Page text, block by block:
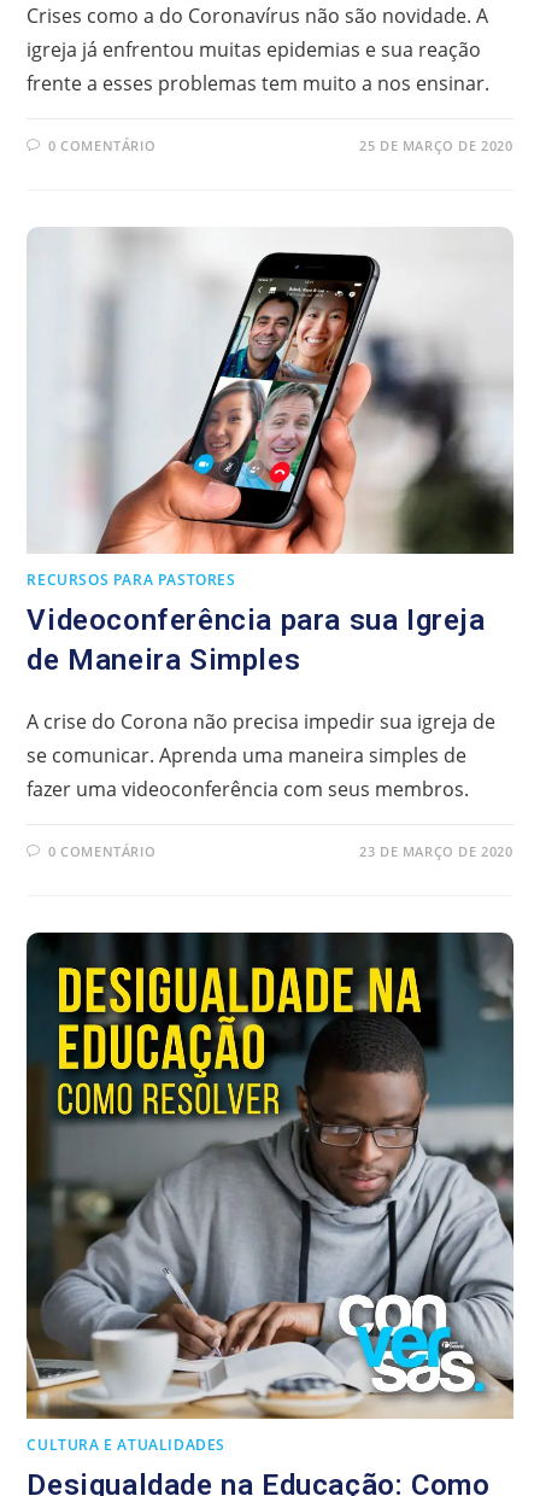
Crises como a do Coronavírus não são novidade. A
igreja já enfrentou muitas epidemias e sua reação
frente a esses problemas tem muito a nos ensinar.
0 COMENTÁRIO 25 DE MARÇO DE 2020
RECURSOS PARA PASTORES
Videoconferência para sua Igreja
de Maneira Simples
A crise do Corona não precisa impedir sua igreja de
se comunicar. Aprenda uma maneira simples de
fazer uma videoconferência com seus membros.
0 COMENTÁRIO 23 DE MARÇO DE 2020
CULTURA E ATUALIDADES
Desigualdade na Educação: Como